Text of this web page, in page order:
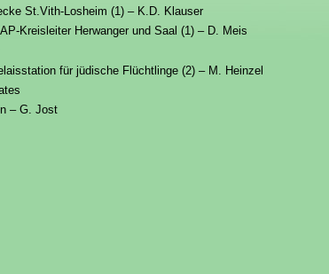
St.Vith-Losheim (1) – K.D. Klauser
Kreisleiter Herwanger und Saal (1) – D. Meis
für jüdische Flüchtlinge (2) – M. Heinzel
– G. Jost